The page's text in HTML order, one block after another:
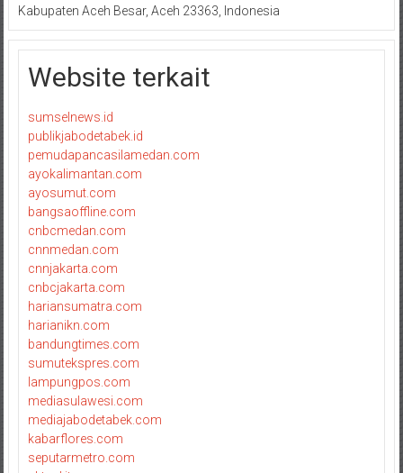
Kabupaten Aceh Besar, Aceh 23363, Indonesia
Website terkait
sumselnews.id
publikjabodetabek.id
pemudapancasilamedan.com
ayokalimantan.com
ayosumut.com
bangsaoffline.com
cnbcmedan.com
cnnmedan.com
cnnjakarta.com
cnbcjakarta.com
hariansumatra.com
harianikn.com
bandungtimes.com
sumutekspres.com
lampungpos.com
mediasulawesi.com
mediajabodetabek.com
kabarflores.com
seputarmetro.com